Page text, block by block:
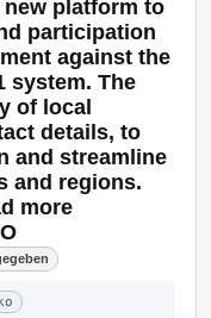
new platform to
participation
against the
system. The
of local
details, to
and streamline
and regions.
more